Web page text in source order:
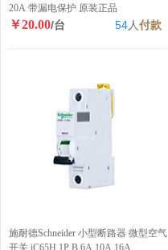
20A 带漏电保护 原装正品
￥20.00/台 54人付款
施耐德Schneider 小型断路器 微型空气
开关 iC65H 1P B 6A 10A 16A